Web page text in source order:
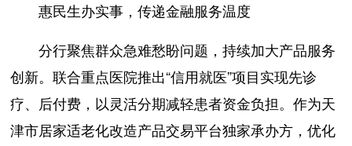
惠民生办实事，传递金融服务温度
分行聚焦群众急难愁盼问题，持续加大产品服务
创新。联合重点医院推出“信用就医”项目实现先诊
疗、后付费，以灵活分期减轻患者资金负担。作为天
津市居家适老化改造产品交易平台独家承办方，优化